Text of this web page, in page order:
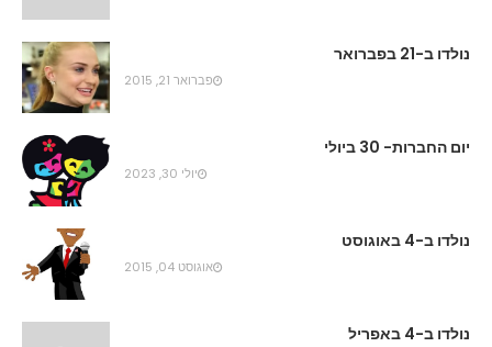
נולדו ב-21 בפברואר
פברואר 21, 2015
יום החברות- 30 ביולי
יולי 30, 2023
נולדו ב-4 באוגוסט
אוגוסט 04, 2015
נולדו ב-4 באפריל